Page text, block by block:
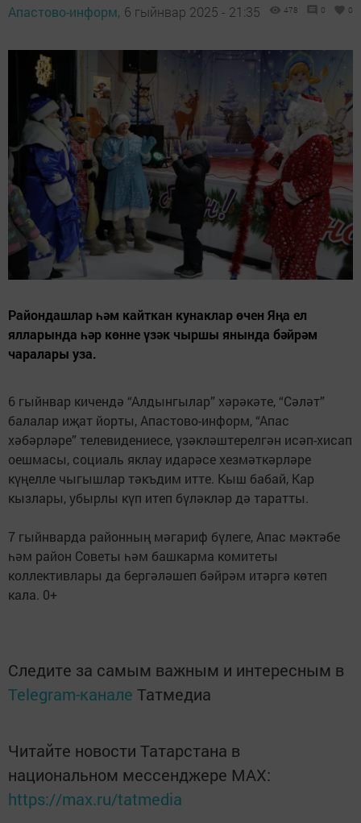
Апастово-информ, 6 гыйнвар 2025 - 21:35 478 0 0
Райондашлар һәм кайткан кунаклар өчен Яңа ел
ялларында һәр көнне үзәк чыршы янында бәйрәм
чаралары уза.
6 гыйнвар кичендә “Алдынгылар” хәрәкәте, “Сәләт”
балалар иҗат йорты, Апастово-информ, “Апас
хәбәрләре” телевидениесе, үзәкләштерелгән исәп-хисап
оешмасы, социаль яклау идарәсе хезмәткәрләре
күңелле чыгышлар тәкъдим итте. Кыш бабай, Кар
кызлары, убырлы күп итеп бүләкләр дә таратты.
7 гыйнварда районның мәгариф бүлеге, Апас мәктәбе
һәм район Советы һәм башкарма комитеты
коллективлары да бергәләшеп бәйрәм итәргә көтеп
кала. 0+
Следите за самым важным и интересным в
Telegram-канале Татмедиа
Читайте новости Татарстана в
национальном мессенджере MАХ:
https://max.ru/tatmedia